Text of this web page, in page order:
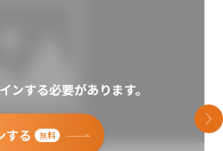
ンする必要があります。
する 無料
次